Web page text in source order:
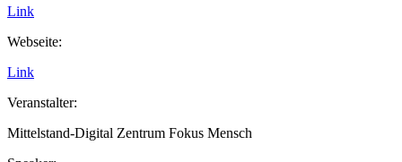
Link
Webseite:
Link
Veranstalter:
Mittelstand-Digital Zentrum Fokus Mensch